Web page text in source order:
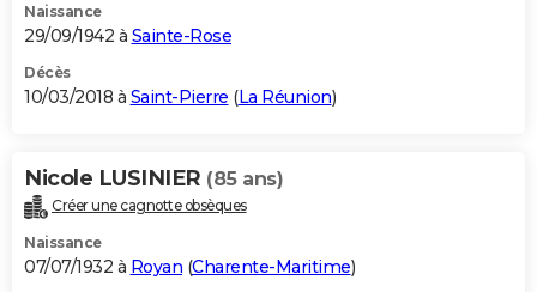
Naissance
29/09/1942 à Sainte-Rose
Décès
10/03/2018 à Saint-Pierre (La Réunion)
Nicole LUSINIER (85 ans)
Créer une cagnotte obsèques
Naissance
07/07/1932 à Royan (Charente-Maritime)